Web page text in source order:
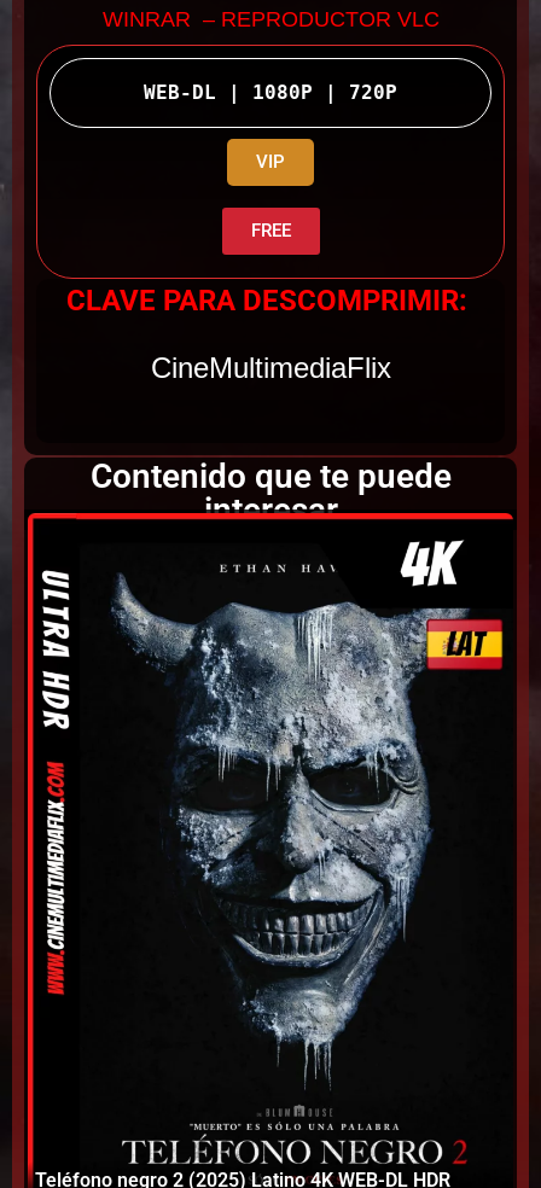
WINRAR – REPRODUCTOR VLC
WEB-DL | 1080P | 720P
VIP
FREE
CLAVE PARA DESCOMPRIMIR:
CineMultimediaFlix
Contenido que te puede
interesar
Teléfono negro 2 (2025) Latino 4K WEB-DL HDR